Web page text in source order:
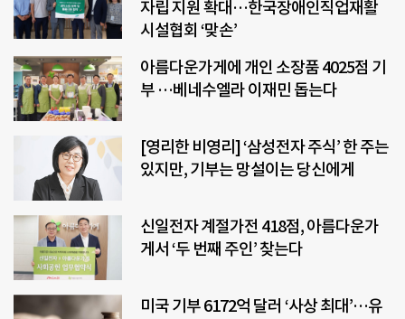
자립 지원 확대…한국장애인직업재활
시설협회 ‘맞손’
아름다운가게에 개인 소장품 4025점 기
부 …베네수엘라 이재민 돕는다
[영리한 비영리] ‘삼성전자 주식’ 한 주는
있지만, 기부는 망설이는 당신에게
신일전자 계절가전 418점, 아름다운가
게서 ‘두 번째 주인’ 찾는다
미국 기부 6172억 달러 ‘사상 최대’…유